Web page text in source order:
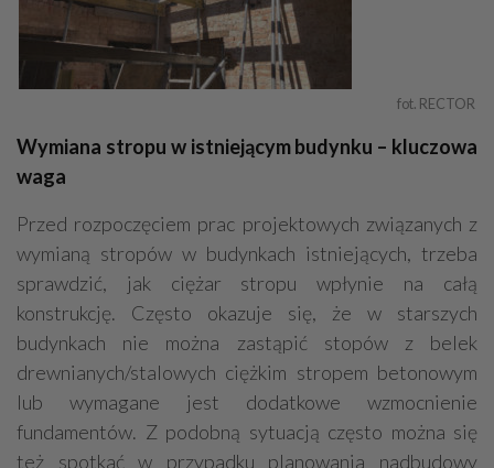
fot. RECTOR
Wymiana stropu w istniejącym budynku – kluczowa
waga
Przed rozpoczęciem prac projektowych związanych z
wymianą stropów w budynkach istniejących, trzeba
sprawdzić, jak ciężar stropu wpłynie na całą
konstrukcję. Często okazuje się, że w starszych
budynkach nie można zastąpić stopów z belek
drewnianych/stalowych ciężkim stropem betonowym
lub wymagane jest dodatkowe wzmocnienie
fundamentów. Z podobną sytuacją często można się
też spotkać w przypadku planowania nadbudowy